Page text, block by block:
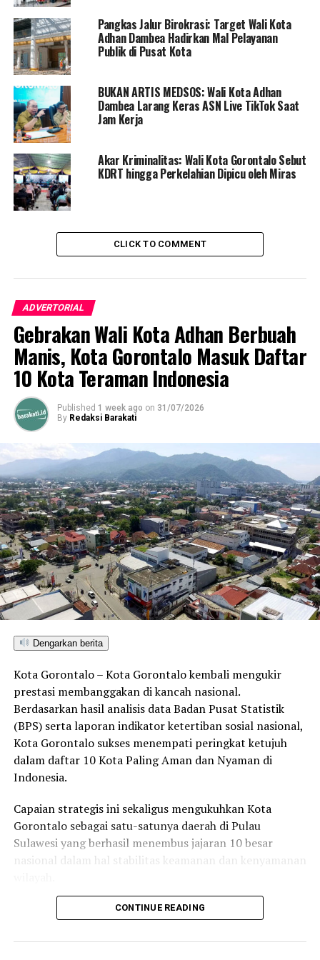
“Kami pemerintah daerah wajib untuk mengawal dan
menindaklanjuti kebijakan tersebut. Keselamatan
manusia tentu lebih diutamakan” ujar Marten
Atas kebijakan itu, dirinya memohon maaf jika lebaran
kali ini Pemerintah Kota Gorontalo tidak dapat
merayakan langsung bersama masyarakat kota
Gorontalo melalui momen open house.
” Mohon maaf Idhul Fitri tahun ini pemerintah kota
Gorontalo belum bisa menerima kunjungan masyarakat,
Tanpa menghilangkan makna silaturahim antar sesama,
Fitri bagi kaum muslimin yang akan merayakannya.
” Minal Aidin walfaidzin, mohon maaf lahir dan bathin.
Mari jaga tali silaturahim diantara kita, dengan mentaati
aturan pemerintah merayakan Idhul fitri dirumah saja”
pungkasnya.
RELATED TOPICS: MARTEN TAHA
OPEN HOUSE
PEMKOT GORONTALO
UP NEXT
Marten Taha: Idul Fitri Tahun ini Syarat Makna
DON'T MISS
Malam 29 Ramadan, Gorut Berdo’a Semoga Corona
Cepat Berlalu
Pangkas Jalur Birokrasi: Target Wali Kota
Adhan Dambea Hadirkan Mal Pelayanan
Publik di Pusat Kota
BUKAN ARTIS MEDSOS: Wali Kota Adhan
Dambea Larang Keras ASN Live TikTok Saat
Jam Kerja
Akar Kriminalitas: Wali Kota Gorontalo Sebut
KDRT hingga Perkelahian Dipicu oleh Miras
CLICK TO COMMENT
ADVERTORIAL
Gebrakan Wali Kota Adhan Berbuah
Manis, Kota Gorontalo Masuk Daftar
10 Kota Teraman Indonesia
Published 1 week ago on 31/07/2026
By Redaksi Barakati
Dengarkan berita
Kota Gorontalo – Kota Gorontalo kembali mengukir
prestasi membanggakan di kancah nasional.
Berdasarkan hasil analisis data Badan Pusat Statistik
(BPS) serta laporan indikator ketertiban sosial nasional,
Kota Gorontalo sukses menempati peringkat ketujuh
dalam daftar 10 Kota Paling Aman dan Nyaman di
Indonesia.
Capaian strategis ini sekaligus mengukuhkan Kota
Gorontalo sebagai satu-satunya daerah di Pulau
Sulawesi yang berhasil menembus jajaran 10 besar
nasional dalam hal stabilitas keamanan dan kenyamanan
Sebagai pusat pemerintahan, pertumbuhan ekonomi,
perdagangan, jasa, serta pendidikan di kawasan Teluk
Tomini, Kota Gorontalo terbukti mampu menjaga
CONTINUE READING